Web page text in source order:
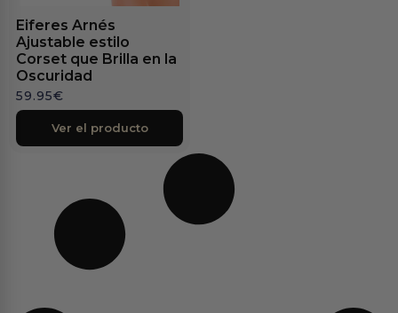
Eiferes Arnés
Ajustable estilo
Corset que Brilla en la
Oscuridad
59.95€
Ver el producto